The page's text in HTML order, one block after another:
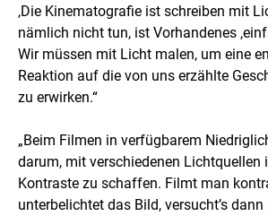
,Die Kinematografie ist schreiben mit
nämlich nicht tun, ist Vorhandenes
Wir müssen mit Licht malen, um eine
Reaktion auf die von uns erzählte
zu erwirken.“
„Beim Filmen in verfügbarem
darum, mit verschiedenen Lichtquellen
Kontraste zu schaffen. Filmt man
unterbelichtet das Bild, versucht’s